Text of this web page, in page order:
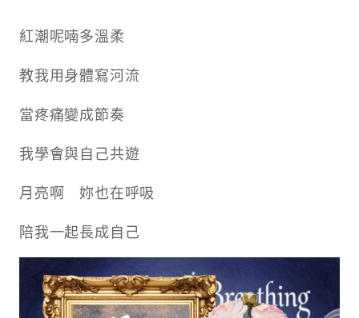
紅潮呢喃多溫柔
教我用身體寫河流
當疼痛變成節奏
我學會與自己共遊
月亮啊 妳也在呼吸
陪我一起長成自己